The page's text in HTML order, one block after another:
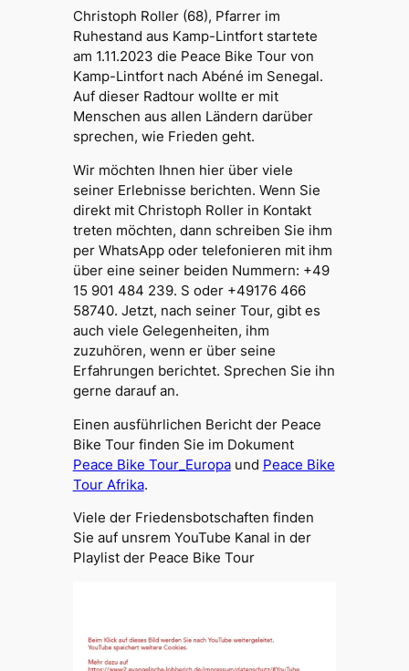
Über die Pyrenäen
Auf nach Madrid
Brücke gesperrt und Irrfahrt zum
Hotel
Durch Olivenhaine nach Córdoba
Posaunenchor und Bergritt
Afrika im Blick
Von Tanger nach Casablanca
Irrfahrt zur nächsten Unterkunft
Nachts am Straßenrand – Fahrrad
ohne Hinterrad
Mit Berbern gemeinsam
musizieren
Weihnachtsbotschaft aus der
Sahara
Suche nach der neuen Mitte
Auf der Suche nach dem Schatten
Wassernot
Dieter Sehburgers Fahrrad ohne
Ungewollte mentale Erfahrung
Grenzerfahrungen in Gambia
Treffen mit alten Bekannten
Angekommen – mit großem
Empfang
Zurück
Christoph Roller (68), Pfarrer im
Ruhestand aus Kamp-Lintfort startete
am 1.11.2023 die Peace Bike Tour von
Kamp-Lintfort nach Abéné im Senegal.
Auf dieser Radtour wollte er mit
Menschen aus allen Ländern darüber
sprechen, wie Frieden geht.
Wir möchten Ihnen hier über viele
seiner Erlebnisse berichten. Wenn Sie
direkt mit Christoph Roller in Kontakt
treten möchten, dann schreiben Sie ihm
per WhatsApp oder telefonieren mit ihm
über eine seiner beiden Nummern: +49
15 901 484 239. S oder +49176 466
58740. Jetzt, nach seiner Tour, gibt es
auch viele Gelegenheiten, ihm
zuzuhören, wenn er über seine
Erfahrungen berichtet. Sprechen Sie ihn
gerne darauf an.
Einen ausführlichen Bericht der Peace
Bike Tour finden Sie im Dokument
Peace Bike Tour_Europaund Peace Bike
Tour Afrika.
Viele der Friedensbotschaften finden
Sie auf unsrem YouTube Kanal in der
Playlist der Peace Bike Tour